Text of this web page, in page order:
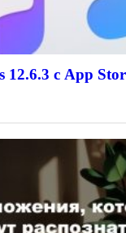
12.6.3 с App